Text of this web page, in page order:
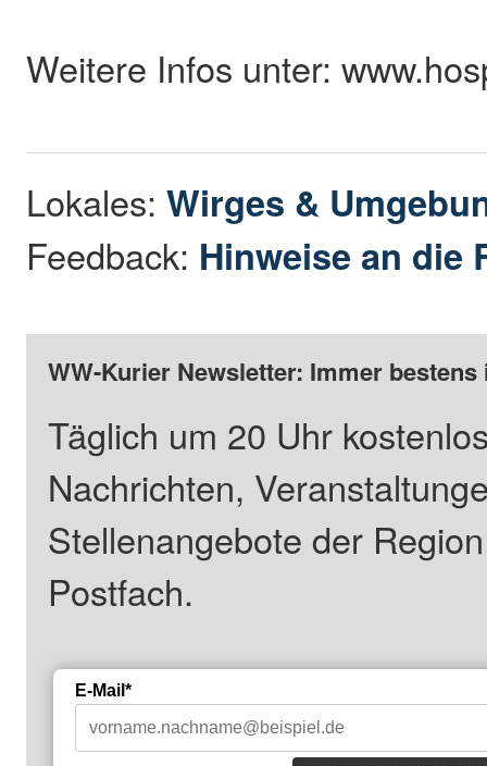
Weitere Infos unter:
Lokales:Wirges &
Feedback: Hinweise an die
WW-Kurier Newsletter: Immer
Täglich um 20 Uhr
Nachrichten,
Stellenangebote der
Postfach.
E-Mail*